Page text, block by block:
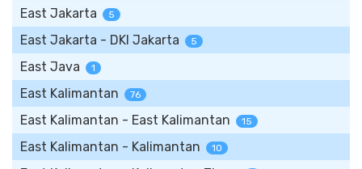
East Jakarta 5
East Jakarta - DKI Jakarta 5
East Java 1
East Kalimantan 76
East Kalimantan - East Kalimantan 15
East Kalimantan - Kalimantan 10